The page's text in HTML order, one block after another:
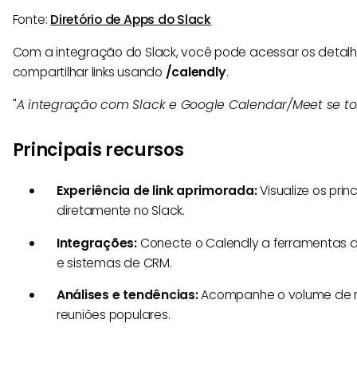
Fonte: Diretório de Apps do Slack
Com a integração do Slack, você pode acessar os
compartilhar links usando /calendly.
"A integração com Slack e Google Calendar/Meet se
Principais recursos
Experiência de link aprimorada:Visualize os
diretamente no Slack.
Integrações:Conecte o Calendly a ferramentas
e sistemas de CRM.
Análises e tendências:Acompanhe o volume de
reuniões populares.